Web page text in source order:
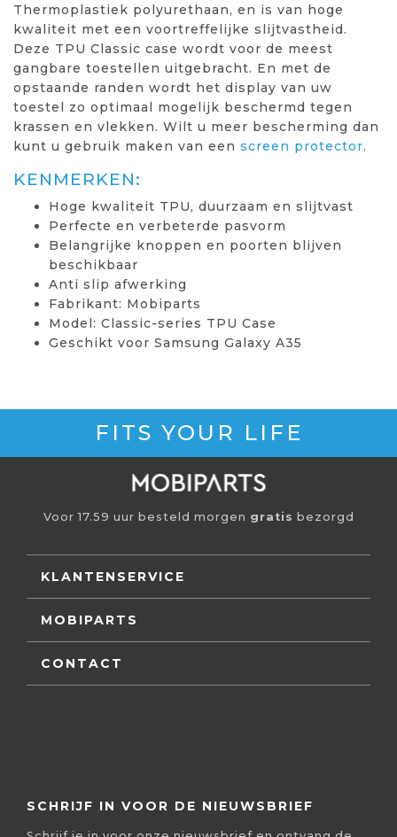
Thermoplastiek polyurethaan, en is van hoge
kwaliteit met een voortreffelijke slijtvastheid.
Deze TPU Classic case wordt voor de meest
gangbare toestellen uitgebracht. En met de
opstaande randen wordt het display van uw
toestel zo optimaal mogelijk beschermd tegen
krassen en vlekken. Wilt u meer bescherming dan
kunt u gebruik maken van een screen protector.
KENMERKEN:
Hoge kwaliteit TPU, duurzaam en slijtvast
Perfecte en verbeterde pasvorm
Belangrijke knoppen en poorten blijven
beschikbaar
Anti slip afwerking
Fabrikant: Mobiparts
Model: Classic-series TPU Case
Geschikt voor Samsung Galaxy A35
FITS YOUR LIFE
Voor 17.59 uur besteld morgen gratis bezorgd
KLANTENSERVICE
MOBIPARTS
CONTACT
SCHRIJF IN VOOR DE NIEUWSBRIEF